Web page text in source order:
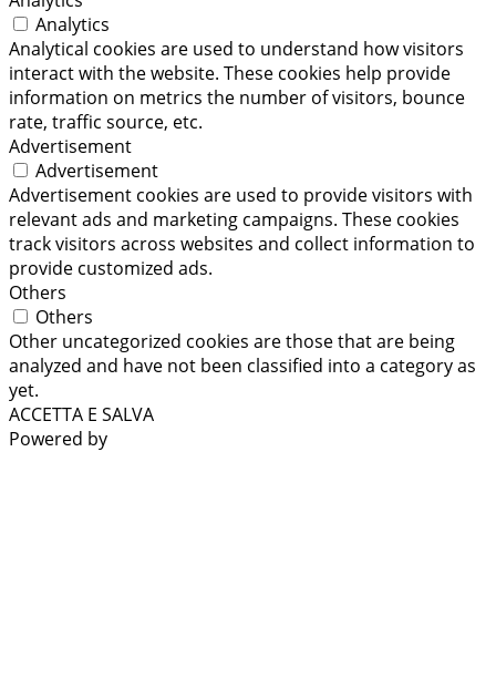
Analytics
Analytical cookies are used to understand how visitors
interact with the website. These cookies help provide
information on metrics the number of visitors, bounce
rate, traffic source, etc.
Advertisement
Advertisement
Advertisement cookies are used to provide visitors with
relevant ads and marketing campaigns. These cookies
track visitors across websites and collect information to
provide customized ads.
Others
Others
Other uncategorized cookies are those that are being
analyzed and have not been classified into a category as
yet.
ACCETTA E SALVA
Powered by